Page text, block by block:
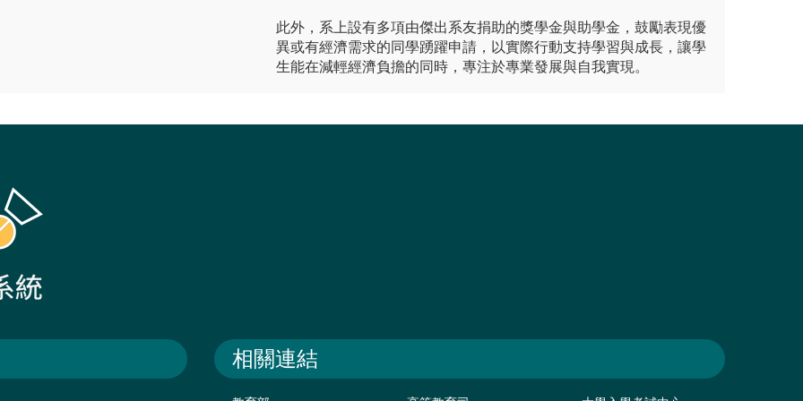
此外，系上設有多項由傑出系友捐助的獎學金與助學金，鼓勵表現優
異或有經濟需求的同學踴躍申請，以實際行動支持學習與成長，讓學
生能在減輕經濟負擔的同時，專注於專業發展與自我實現。
相關連結